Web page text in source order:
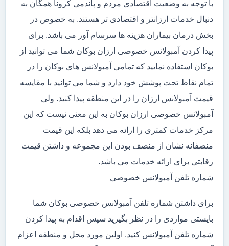
با توجه به وضعیت اقتصادی مردم و پاندمی کرونا همگان به
دنبال خدمات ارزانتر و اقتصادی تر هستند. به خصوص در
بخش درمان بیماران هزینه ها سرسام آور می باشد. برای
پیدا کردن آمبولانس خصوصی ارزان بوکان شما می توانید از
بوکان استفاده نمایید که تمامی آمبولانس های بوکان را در
تمام نقاط تحت پوشش خود دارد و شما می توانید با مقایسه
قیمت آمبولانس ارزان را در این منطقه پیدا کنید. ولی
آمبولانس خصوصی ارزان بوکان به این معنی نیست که این
مرکز خدمات کمتری را ارائه می دهد بلکه این قیمت
منصفانه نشان از منصف بودن این مجموعه و داشتن قیمت
رقابتی برای ارائه خدمات می باشد.
شماره تلفن آمبولانس خصوصی
برای داشتن شماره تلفن آمبولانس خصوصی بوکان شما
بایستی مواردی را در نظر بگیرید سپس اقدام به پیدا کردن
شماره تلفن آمبولانس کنید. اولین مورد محل و منطقه اعزام